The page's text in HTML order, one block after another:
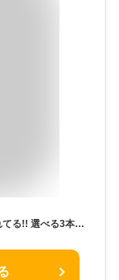
【P3倍】ライトニング【楽天1位】今売れに売れてる!! 選べる3本セット 急速 30分50％ iphone 充電ケーブル 充電器 コード 高品質【レビューで10%offクーポン】0.25m 1m 1.5m 2m ライトニングケーブル アイフォンケーブル iphone充電コード 送料無料